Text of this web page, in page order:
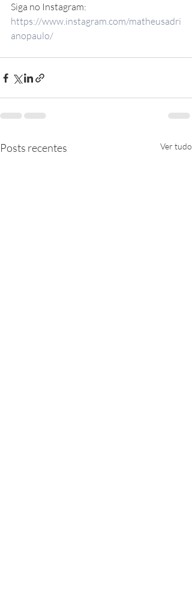
Siga no Instagram:
https://www.instagram.com/matheusadri
anopaulo/
Posts recentes Ver tudo